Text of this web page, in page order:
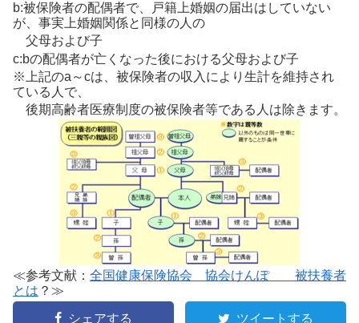
b:被保険者の配偶者で、戸籍上婚姻の届出はしていない
が、事実上婚姻関係と同様の人の
父母および子
c:bの配偶者が亡くなった後における父母および子
※上記のa～cは、被保険者の収入により生計を維持され
ている人で、
後期高齢者医療制度の被保険者等である人は除きます。
≪参考文献： 全国健康保険協会 協会けんぽ 被扶養者
とは ？≫
シェアする ツイートする